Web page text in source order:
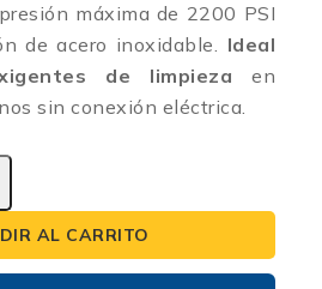
máxima de 2200 PSI
de acero inoxidable. Ideal
de limpieza en
sin conexión eléctrica.
AL CARRITO